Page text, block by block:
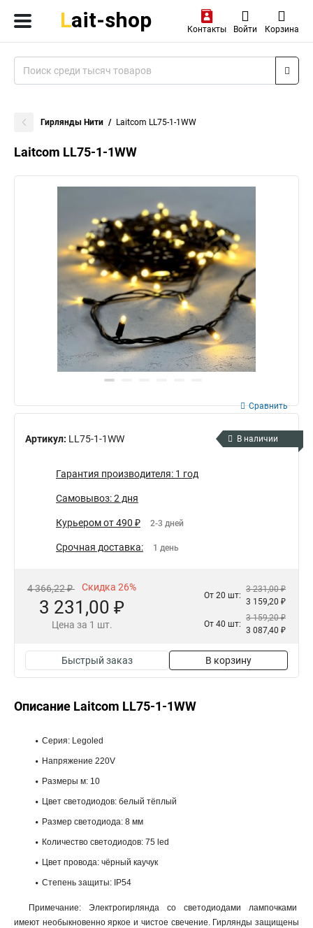
Контакты Войти Корзина
Гирлянды Нити Laitcom LL75-1-1WW
Laitcom LL75-1-1WW
Артикул: LL75-1-1WW
Сравнить
В наличии
Гарантия производителя: 1 год
Самовывоз: 2 дня
Курьером от 490 ₽ 2-3 дней
Срочная доставка: 1 день
4 366,22 ₽ Скидка 26%
3 231,00 ₽
Цена за 1 шт.
От 20 шт:
3 231,00 ₽
3 159,20 ₽
От 40 шт:
3 159,20 ₽
3 087,40 ₽
Быстрый заказ В корзину
Описание Laitcom LL75-1-1WW
Серия: Legoled
Напряжение 220V
Размеры м: 10
Цвет светодиодов: белый тёплый
Размер светодиода: 8 мм
Количество светодиодов: 75 led
Цвет провода: чёрный каучук
Степень защиты: IP54
Примечание: Электрогирлянда со светодиодами лампочками
имеют необыкновенно яркое и чистое свечение. Гирлянды защищены